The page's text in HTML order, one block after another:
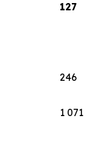
127
246
1 071